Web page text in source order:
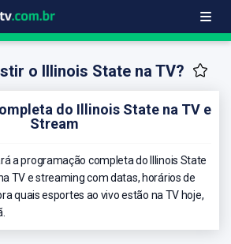
o Illinois State na TV?
do Illinois State na TV e
Stream
a programação completa do Illinois State
TV e streaming com datas, horários de
quais esportes ao vivo estão na TV hoje,